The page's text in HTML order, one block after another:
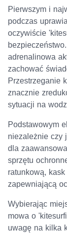
Pierwszym i
podczas
oczywiście
adrenalinowa
zachować
Przestrzeganie
znacznie
sytuacji na
Podstawowym
niezależnie czy
dla
sprzętu
ratunkową,
zapewniającą
Wybierając
mowa o
uwagę na kilka